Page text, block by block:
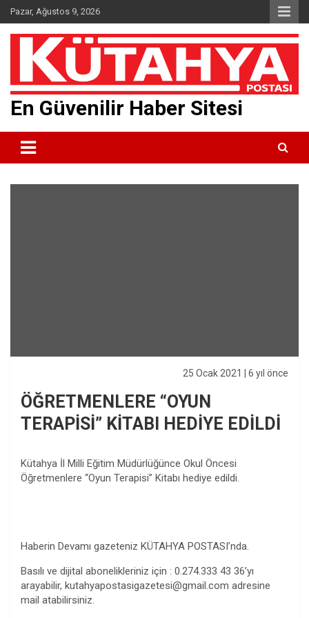
Skip
to
content
Pazar, Ağustos 9, 2026
En Güvenilir Haber Sitesi
25 Ocak 2021 | 6 yıl önce
ÖĞRETMENLERE “OYUN
TERAPİSİ” KİTABI HEDİYE EDİLDİ
Kütahya İl Milli Eğitim Müdürlüğünce Okul Öncesi
Öğretmenlere “Oyun Terapisi” Kitabı hediye edildi.
Haberin Devamı gazeteniz KÜTAHYA POSTASI’nda.
Basılı ve dijital abonelikleriniz için : 0.274.333 43 36’yı
arayabilir, kutahyapostasigazetesi@gmail.com adresine
mail atabilirsiniz.